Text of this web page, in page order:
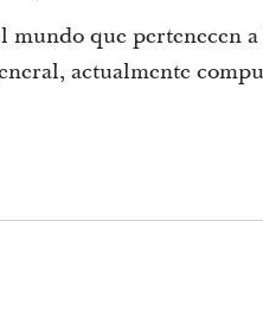
mundo que pertenecen
actualmente